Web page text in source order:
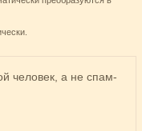
человек, а не спам-